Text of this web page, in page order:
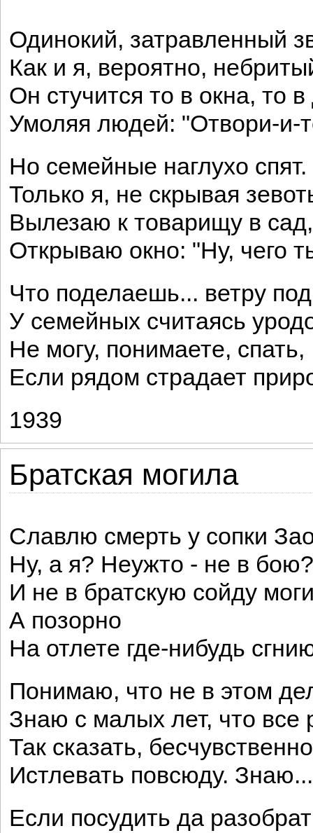
Одинокий, затравленный
Как и я, вероятно,
Он стучится то в окна, то
Умоляя людей: "Отвори-и-
Но семейные наглухо спят.
Только я, не скрывая
Вылезаю к товарищу в сад,
Открываю окно: "Ну, чего
Что поделаешь... ветру под
У семейных считаясь
Не могу, понимаете, спать,
Если рядом страдает
1939
Братская могила
Славлю смерть у сопки
Ну, а я? Неужто - не в бою?
И не в братскую сойду
А позорно
На отлете где-нибудь
Понимаю, что не в этом
Знаю с малых лет, что все
Так сказать,
Истлевать повсюду.
Если посудить да